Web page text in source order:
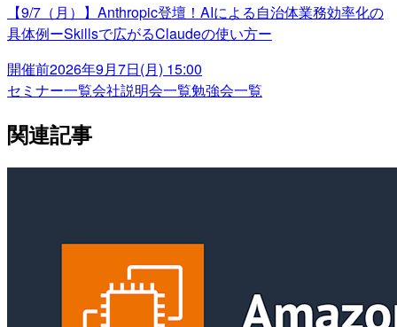
【9/7（月）】Anthropic登壇！AIによる自治体業務効率化の
具体例ーSkillsで広がるClaudeの使い方ー
開催前2026年9月7日(月) 15:00
セミナー一覧会社説明会一覧勉強会一覧
関連記事